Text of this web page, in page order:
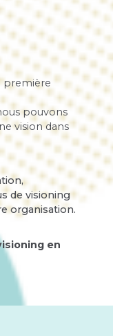
première
pouvons
vision dans
de visioning
organisation.
en